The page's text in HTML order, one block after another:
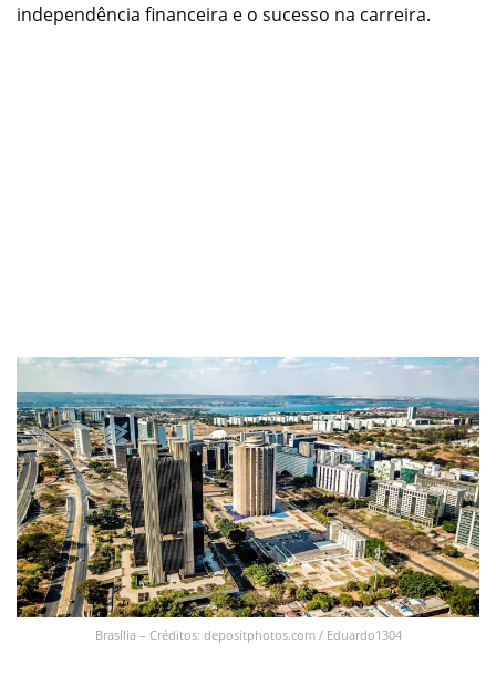
independência financeira e o sucesso na carreira.
Brasília – Créditos: depositphotos.com / Eduardo1304